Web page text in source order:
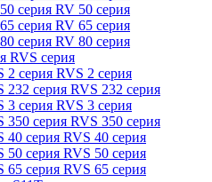
RV 50 серия
RV 65 серия
RV 80 серия
RVS серия
RVS 2 серия
RVS 232 серия
RVS 3 серия
RVS 350 серия
RVS 40 серия
RVS 50 серия
RVS 65 серия